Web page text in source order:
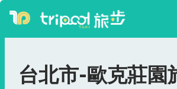
台北市-歐克莊園